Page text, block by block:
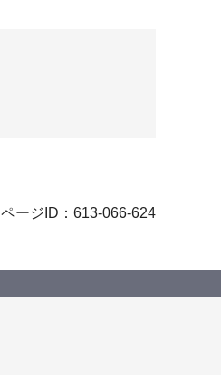
ページID：613-066-624